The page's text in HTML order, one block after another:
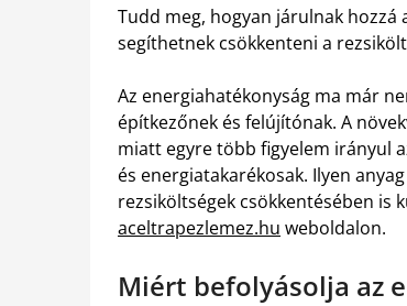
Tudd meg, hogyan járulnak hozzá
segíthetnek csökkenteni a
Az energiahatékonyság ma már
építkezőnek és felújítónak. A
miatt egyre több figyelem irányul
és energiatakarékosak. Ilyen
rezsiköltségek csökkentésében is
aceltrapezlemez.hu weboldalon.
Miért befolyásolja az